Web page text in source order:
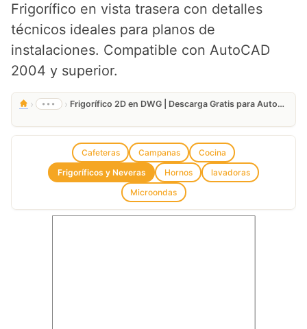
Frigorífico en vista trasera con detalles
técnicos ideales para planos de
instalaciones. Compatible con AutoCAD
2004 y superior.
› ••• › Frigorífico 2D en DWG | Descarga Gratis para AutoCAD
Cafeteras Campanas
Cocina
Frigoríficos y Neveras
Hornos
lavadoras
Microondas